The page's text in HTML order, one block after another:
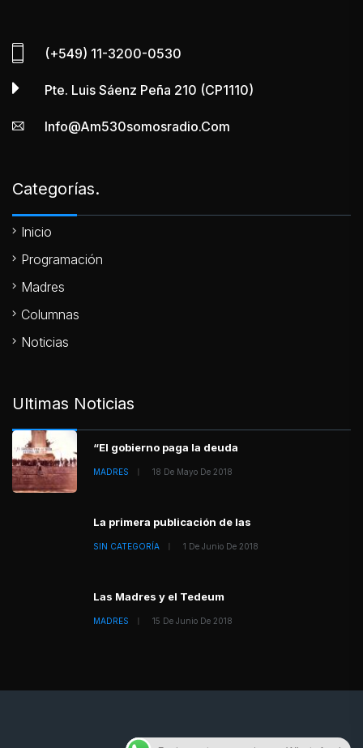
(+549) 11-3200-0530
Pte. Luis Sáenz Peña 210 (CP1110)
Info@am530somosradio.com
Categorías.
Inicio
Programación
Madres
Columnas
Noticias
Ultimas Noticias
“El gobierno paga la deuda
MADRES 18 De Mayo De 2018
La primera publicación de las
SIN CATEGORÍA 1 De Junio De 2018
Las Madres y el Tedeum
MADRES 15 De Junio De 2018